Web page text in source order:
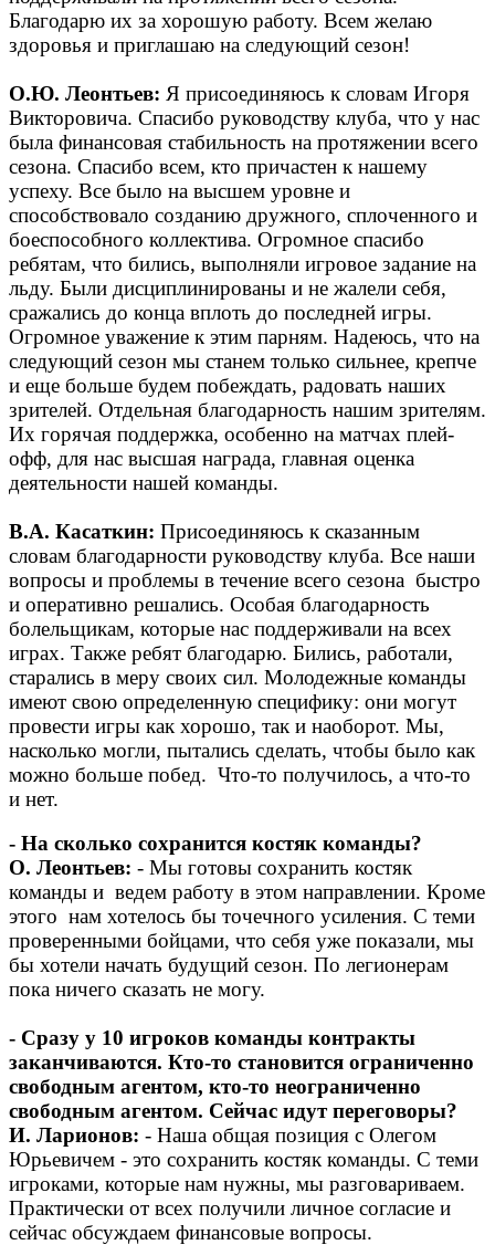
Благодарю их за хорошую работу. Всем желаю
здоровья и приглашаю на следующий сезон!
О.Ю. Леонтьев: Я присоединяюсь к словам Игоря
Викторовича. Спасибо руководству клуба, что у нас
была финансовая стабильность на протяжении всего
сезона. Спасибо всем, кто причастен к нашему
успеху. Все было на высшем уровне и
способствовало созданию дружного, сплоченного и
боеспособного коллектива. Огромное спасибо
ребятам, что бились, выполняли игровое задание на
льду. Были дисциплинированы и не жалели себя,
сражались до конца вплоть до последней игры.
Огромное уважение к этим парням. Надеюсь, что на
следующий сезон мы станем только сильнее, крепче
и еще больше будем побеждать, радовать наших
зрителей. Отдельная благодарность нашим зрителям.
Их горячая поддержка, особенно на матчах плей-
офф, для нас высшая награда, главная оценка
деятельности нашей команды.
В.А. Касаткин: Присоединяюсь к сказанным
словам благодарности руководству клуба. Все наши
вопросы и проблемы в течение всего сезона быстро
и оперативно решались. Особая благодарность
болельщикам, которые нас поддерживали на всех
играх. Также ребят благодарю. Бились, работали,
старались в меру своих сил. Молодежные команды
имеют свою определенную специфику: они могут
провести игры как хорошо, так и наоборот. Мы,
насколько могли, пытались сделать, чтобы было как
можно больше побед. Что-то получилось, а что-то
и нет.
- На сколько сохранится костяк команды?
О. Леонтьев: - Мы готовы сохранить костяк
команды и ведем работу в этом направлении. Кроме
этого нам хотелось бы точечного усиления. С теми
проверенными бойцами, что себя уже показали, мы
бы хотели начать будущий сезон. По легионерам
пока ничего сказать не могу.
- Сразу у 10 игроков команды контракты
заканчиваются. Кто-то становится ограниченно
свободным агентом, кто-то неограниченно
свободным агентом. Сейчас идут переговоры?
И. Ларионов: - Наша общая позиция с Олегом
Юрьевичем - это сохранить костяк команды. С теми
игроками, которые нам нужны, мы разговариваем.
Практически от всех получили личное согласие и
сейчас обсуждаем финансовые вопросы.